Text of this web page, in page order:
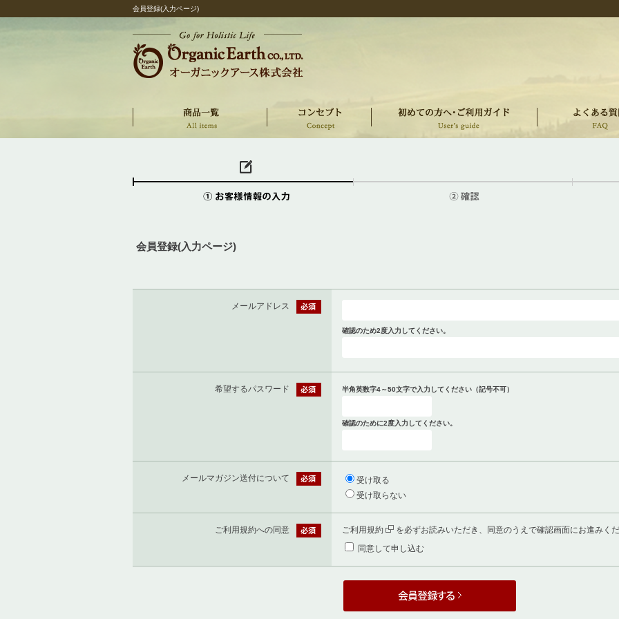
会員登録(入力ページ)
会員登録(入力ページ)
メールアドレス
確認のため2度入力してください。
希望するパスワード 半角英数字4～50文字で入力してください（記号不可）
確認のために2度入力してください。
メールマガジン送付について
受け取る
受け取らない
ご利用規約への同意 ご利用規約
を必ずお読みいただき、同意のうえで確認画面にお進みく
同意して申し込む